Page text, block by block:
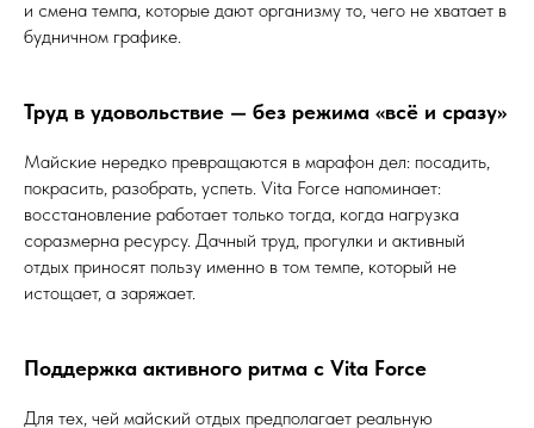
и смена темпа, которые дают организму то, чего не хватает в
будничном графике.
Труд в удовольствие — без режима «всё и сразу»
Майские нередко превращаются в марафон дел: посадить,
покрасить, разобрать, успеть. Vita Force напоминает:
восстановление работает только тогда, когда нагрузка
соразмерна ресурсу. Дачный труд, прогулки и активный
отдых приносят пользу именно в том темпе, который не
истощает, а заряжает.
Поддержка активного ритма с Vita Force
Для тех, чей майский отдых предполагает реальную